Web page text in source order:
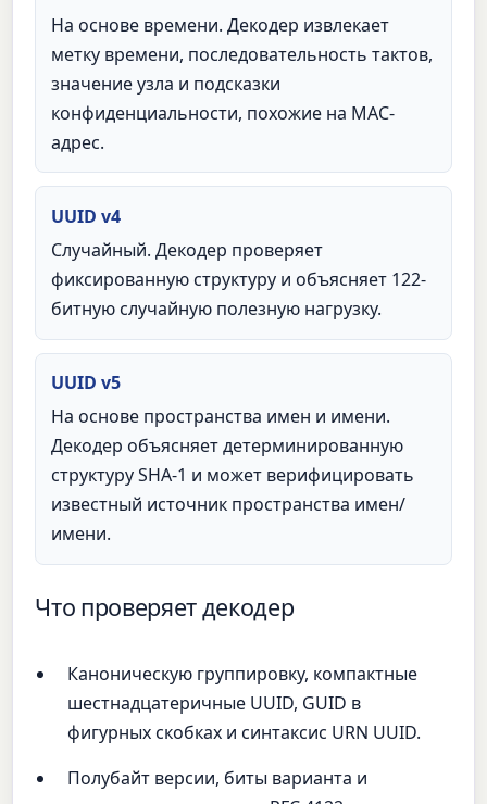
На основе времени. Декодер извлекает
метку времени, последовательность тактов,
значение узла и подсказки
конфиденциальности, похожие на MAC-
адрес.
UUID v4
Случайный. Декодер проверяет
фиксированную структуру и объясняет 122-
битную случайную полезную нагрузку.
UUID v5
На основе пространства имен и имени.
Декодер объясняет детерминированную
структуру SHA-1 и может верифицировать
известный источник пространства имен/
имени.
Что проверяет декодер
Каноническую группировку, компактные
шестнадцатеричные UUID, GUID в
фигурных скобках и синтаксис URN UUID.
Полубайт версии, биты варианта и